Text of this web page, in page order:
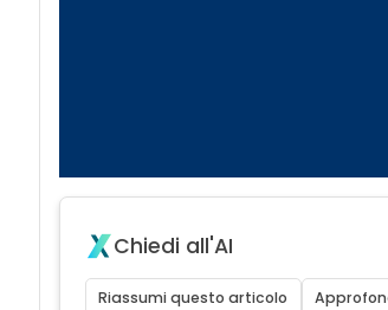
Chiedi all'AI
Riassumi questo articolo